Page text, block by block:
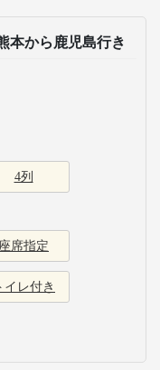
本から鹿児島行き
4列
座席指定
イレ付き